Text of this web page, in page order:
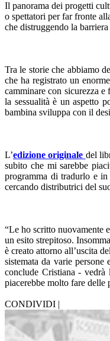
Il panorama dei progetti
o spettatori per far fronte
che distruggendo la
Tra le storie che abbiamo
che ha registrato un
camminare con sicurezza
la sessualità è un aspetto
bambina sviluppa con il
L’edizione originale del
subito che mi sarebbe
programma di tradurlo e in
cercando distributrici del
“Le ho scritto nuovamente
un esito strepitoso.
è creato attorno all’uscita
sistemata da varie
conclude Cristiana - vedrà
piacerebbe molto fare delle
CONDIVIDI |